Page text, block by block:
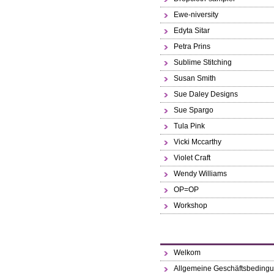
Ewe-niversity
Edyta Sitar
Petra Prins
Sublime Stitching
Susan Smith
Sue Daley Designs
Sue Spargo
Tula Pink
Vicki Mccarthy
Violet Craft
Wendy Williams
OP=OP
Workshop
Welkom
Allgemeine